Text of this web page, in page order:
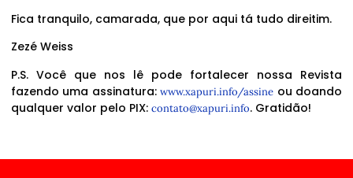
Fica tranquilo, camarada, que por aqui tá tudo direitim.
Zezé Weiss
P.S. Você que nos lê pode fortalecer nossa Revista
fazendo uma assinatura:www.xapuri.info/assine ou doando
qualquer valor pelo PIX: contato@xapuri.info. Gratidão!